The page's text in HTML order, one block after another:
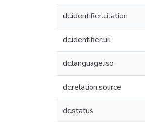
dc.identifier.citation
dc.identifier.uri
dc.language.iso
dc.relation.source
dc.status